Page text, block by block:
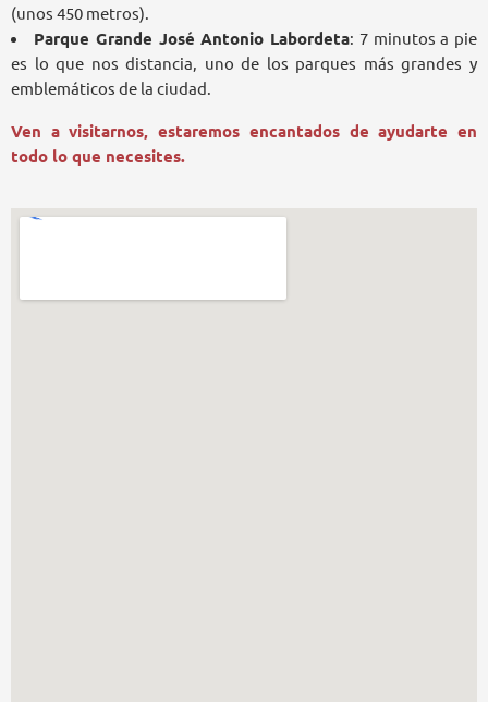
(unos 450 metros).
Parque Grande José Antonio Labordeta: 7 minutos a pie
es lo que nos distancia, uno de los parques más grandes y
emblemáticos de la ciudad.
Ven a visitarnos, estaremos encantados de ayudarte en
todo lo que necesites.